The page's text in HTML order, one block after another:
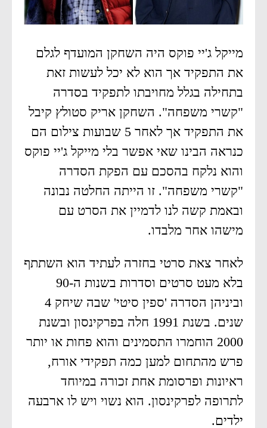
מייקל ג'יי פוקס היה השחקן המועדף לגלם
את התפקיד אך הוא לא יכל לעשות זאת
בתחילה בגלל מחויבתו לתפקיד בסדרה
"קשרי משפחה". השחקן אריק סטולץ קיבל
את התפקיד אך לאחר 5 שבועות צילום הם
כנראה הבינו שאי אפשר בלי מייקל ג'יי פוקס
והוא נלקח בהסכם עם הפקת הסדרה
"קשרי משפחה". זו הייתה החלטה נבונה
ובאמת קשה לנו לדמיין את הסרט עם
מישהו אחר מלבדו.
לאחר צאת סרטי בחזרה לעתיד הוא השתתף
בלא מעט סרטים וסדרות בשנות ה-90
וביניהן הסדרה 'ספין סיטי' שבה שיחק 4
שנים. בשנת 1991 חלה בפרקינסון ובשנת
2000 הוחמרו התסמינים והוא פחות או יותר
פרש מהתחום למען כמה תפקידי אורח,
ראיונות ופרסומת אחת זכורה במיוחד
לתרופה לפרקינסון. הוא נשוי ויש לו ארבעה
ילדים.